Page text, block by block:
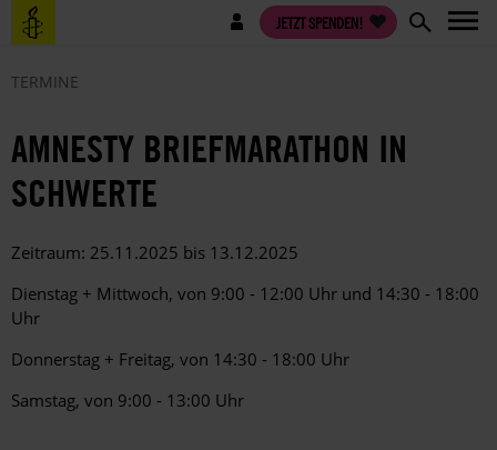
Direkt
zum
Benutzermenü JETZT SPENDEN!
TERMINE
AMNESTY BRIEFMARATHON IN
SCHWERTE
Zeitraum: 25.11.2025 bis 13.12.2025
Dienstag + Mittwoch, von 9:00 - 12:00 Uhr und 14:30 - 18:00
Uhr
Donnerstag + Freitag, von 14:30 - 18:00 Uhr
Samstag, von 9:00 - 13:00 Uhr